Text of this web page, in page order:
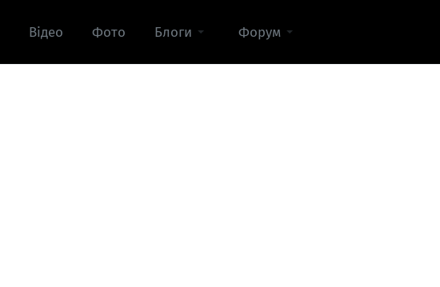
Відео Фото Блоги Форум